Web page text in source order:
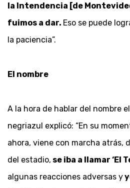
la Intendencia [de
fuimos a dar. Eso se puede
la paciencia”.
El nombre
A la hora de hablar del nombre
negriazul explicó: “En su
ahora, viene con marcha atrás,
del estadio, se iba a llamar ‘El
algunas reacciones adversas y